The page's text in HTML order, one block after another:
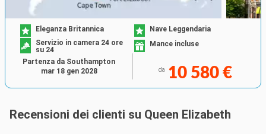
Eleganza Britannica
Nave Leggendaria
Servizio in camera 24 ore
su 24
Mance incluse
da 10 580 €
Partenza da Southampton
mar 18 gen 2028
Recensioni dei clienti su Queen Elizabeth